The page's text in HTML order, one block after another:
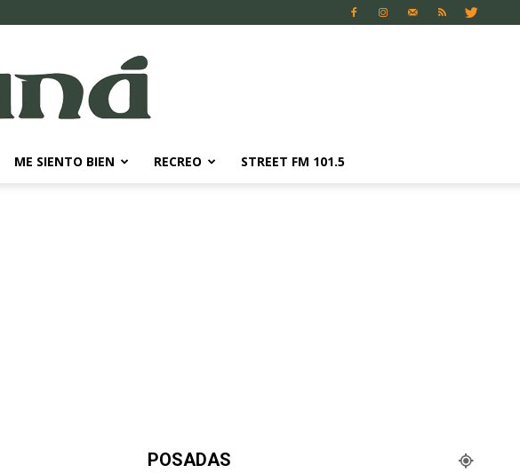
ME SIENTO BIEN RECREO STREET FM 101.5
POSADAS